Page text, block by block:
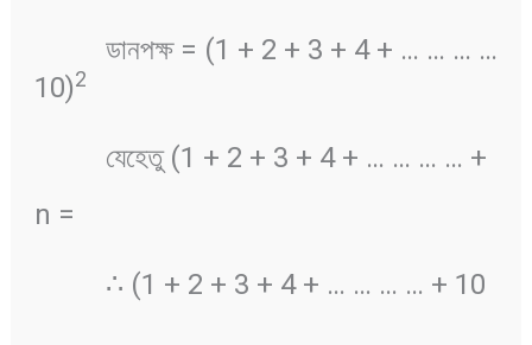
ডানপক্ষ = (1 + 2 + 3 + 4 + … … … …
10)2
যেহেতু (1 + 2 + 3 + 4 + … … … … +
n =
∴ (1 + 2 + 3 + 4 + … … … … + 10